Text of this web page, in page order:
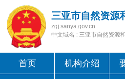
三亚市自然资源
zgj.sanya.gov.cn
中文域名 : 三亚市自然资源
首页 机构介绍